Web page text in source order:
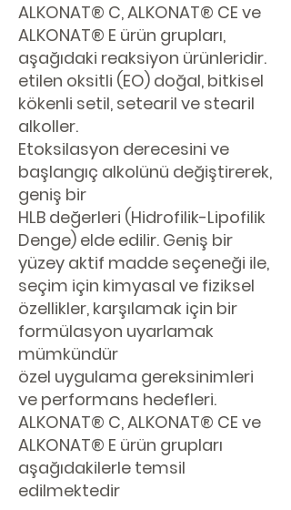
ALKONAT® C, ALKONAT® CE ve
ALKONAT® E ürün grupları,
aşağıdaki reaksiyon ürünleridir.
etilen oksitli (EO) doğal, bitkisel
kökenli setil, setearil ve stearil
alkoller.
Etoksilasyon derecesini ve
başlangıç ​​alkolünü değiştirerek,
geniş bir
HLB değerleri (Hidrofilik-Lipofilik
Denge) elde edilir. Geniş bir
yüzey aktif madde seçeneği ile,
seçim için kimyasal ve fiziksel
özellikler, karşılamak için bir
formülasyon uyarlamak
mümkündür
özel uygulama gereksinimleri
ve performans hedefleri.
ALKONAT® C, ALKONAT® CE ve
ALKONAT® E ürün grupları
aşağıdakilerle temsil
edilmektedir